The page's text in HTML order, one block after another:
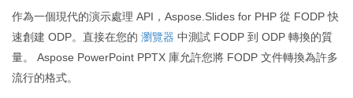
作為一個現代的演示處理 API，Aspose.Slides for PHP 從 FODP 快
速創建 ODP。直接在您的 瀏覽器 中測試 FODP 到 ODP 轉換的質
量。 Aspose PowerPoint PPTX 庫允許您將 FODP 文件轉換為許多
流行的格式。